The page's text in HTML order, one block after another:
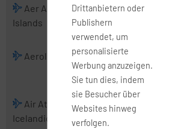
Aer Arann
Islands
Aer Lingus
Aerologic Air Albania
Air Atlanta
Icelandic
Air Baltic
Drittanbietern oder
Publishern
verwendet, um
personalisierte
Werbung anzuzeigen.
Sie tun dies, indem
sie Besucher über
Websites hinweg
verfolgen.